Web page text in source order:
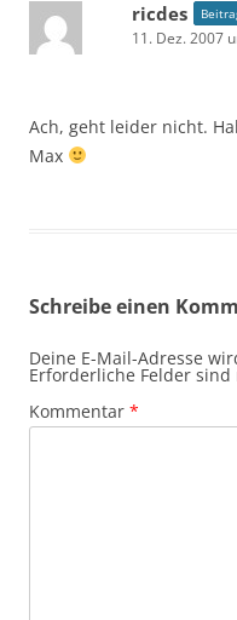
ricdes
11. Dez. 2007
Ach, geht leider nicht.
Max
Schreibe einen
Deine E-Mail-Adresse
Erforderliche Felder sind
Kommentar *